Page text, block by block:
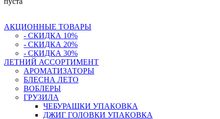
АКЦИОННЫЕ ТОВАРЫ
- СКИДКА 10%
- СКИДКА 20%
- СКИДКА 30%
ЛЕТНИЙ АССОРТИМЕНТ
АРОМАТИЗАТОРЫ
БЛЕСНА ЛЕТО
ВОБЛЕРЫ
ГРУЗИЛА
ЧЕБУРАШКИ УПАКОВКА
ДЖИГ ГОЛОВКИ УПАКОВКА